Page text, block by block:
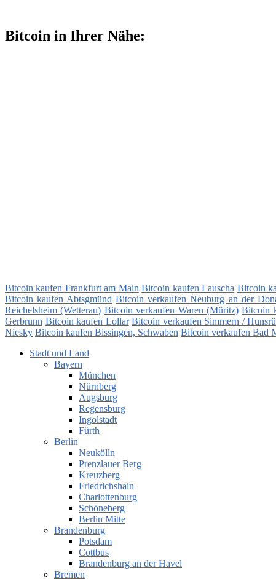
Bitcoin in Ihrer Nähe:
Bitcoin kaufen Frankfurt am Main Bitcoin kaufen Lauscha Bitcoin
Bitcoin kaufen Abtsgmünd Bitcoin verkaufen Neuburg an der
Reichelsheim (Wetterau) Bitcoin verkaufen Waren (Müritz) Bitcoin
Gerbrunn Bitcoin kaufen Lollar Bitcoin verkaufen Simmern /
Niesky Bitcoin kaufen Bissingen, Schwaben Bitcoin verkaufen Bad
Stadt und Land
Bayern
München
Nürnberg
Augsburg
Regensburg
Ingolstadt
Fürth
Berlin
Neukölln
Prenzlauer Berg
Kreuzberg
Friedrichshain
Charlottenburg
Schöneberg
Berlin Mitte
Brandenburg
Potsdam
Cottbus
Brandenburg an der Havel
Bremen